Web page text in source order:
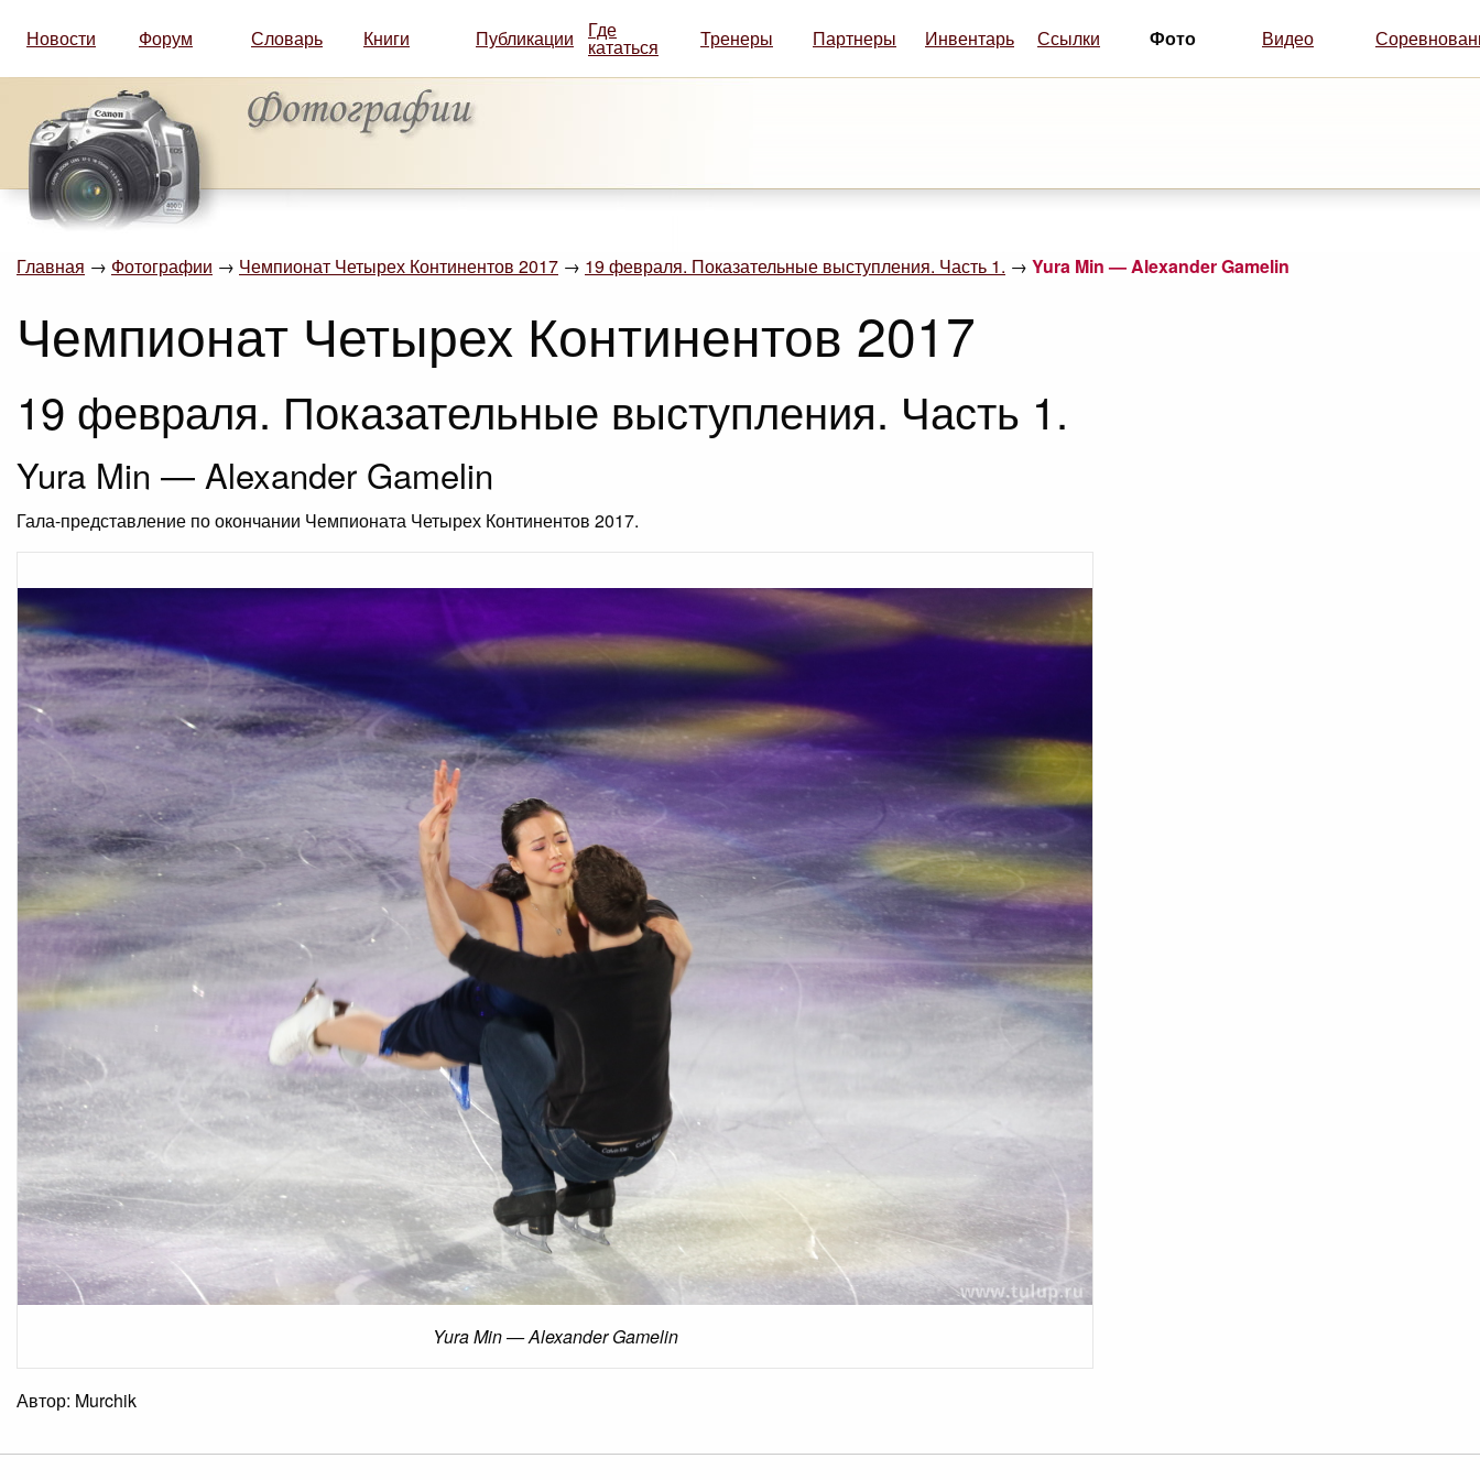
Новости Форум Словарь Книги Публикации Где
кататься Тренеры Партнеры Инвентарь Ссылки Фото Видео
Главная → Фотографии → Чемпионат Четырех Континентов 2017 → 19 февраля. Показательные выступления. Часть 1. → Yura Min — Alexander Gamelin
Чемпионат Четырех Континентов 2017
19 февраля. Показательные выступления. Часть 1.
Yura Min — Alexander Gamelin
Гала-представление по окончании Чемпионата Четырех Континентов 2017.
Yura Min — Alexander Gamelin
Автор: Murchik